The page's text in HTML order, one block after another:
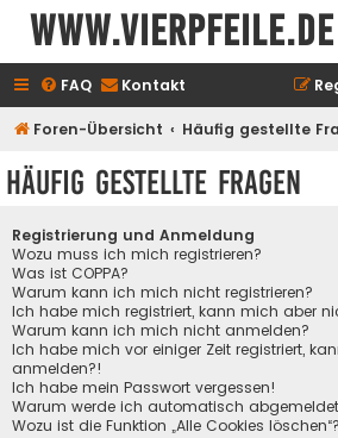
www.vierpfeile.de
FAQ Kontakt
Foren-Übersicht Häufig gestellte
Häufig gestellte Fragen
Registrierung und Anmeldung
Wozu muss ich mich registrieren?
Was ist COPPA?
Warum kann ich mich nicht registrieren?
Ich habe mich registriert, kann mich aber
Warum kann ich mich nicht anmelden?
Ich habe mich vor einiger Zeit registriert,
anmelden?!
Ich habe mein Passwort vergessen!
Warum werde ich automatisch
Wozu ist die Funktion „Alle Cookies löschen“?